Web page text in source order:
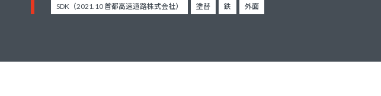
建築・重防食・自動車補修用の各分野で、
製品特集
塗料の開発・製造および販売を展開。全国
いります。
ご利用にあたって
SDK（2021.10 首都高速道路株式会社） 塗替 鉄 外面